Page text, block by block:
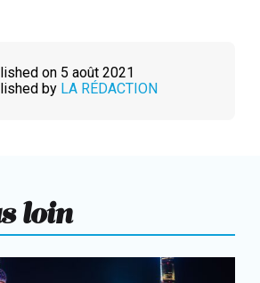
on 5 août 2021
by LA RÉDACTION
loin